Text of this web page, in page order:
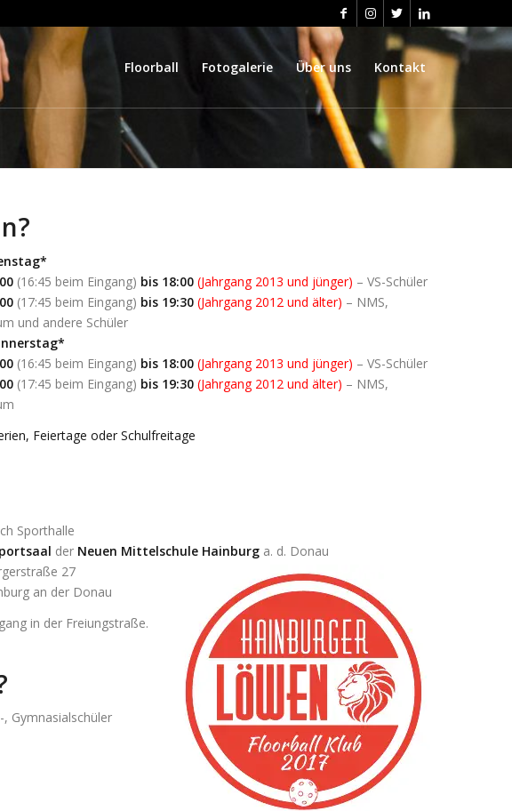
Floorball Fotogalerie Über uns Kontakt
(16:45 beim Eingang) bis 18:00(Jahrgang 2013 und jünger) – VS-Schüler
(17:45 beim Eingang) bis 19:30(Jahrgang 2012 und älter) – NMS,
und andere Schüler
(16:45 beim Eingang) bis 18:00(Jahrgang 2013 und jünger) – VS-Schüler
(17:45 beim Eingang) bis 19:30(Jahrgang 2012 und älter) – NMS,
Feiertage oder Schulfreitage
Sporthalle
der Neuen Mittelschule Hainburg a. d. Donau
27
an der Donau
in der Freiungstraße.
, Gymnasialschüler